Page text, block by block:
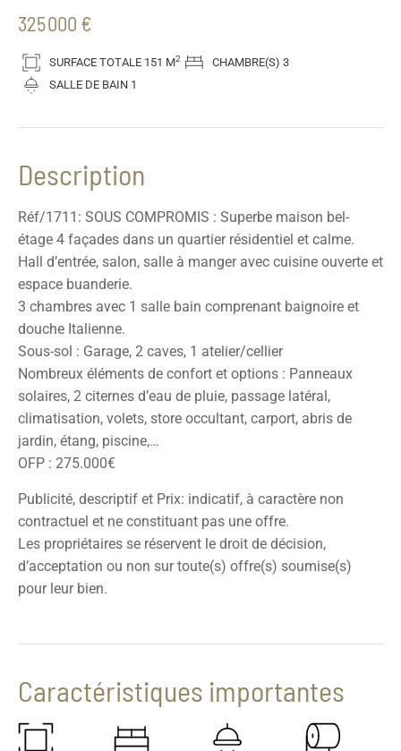
325 000 €
SURFACE TOTALE 151 M2 CHAMBRE(S) 3
SALLE DE BAIN 1
Description
Réf/1711: SOUS COMPROMIS : Superbe maison bel-
étage 4 façades dans un quartier résidentiel et calme.
Hall d’entrée, salon, salle à manger avec cuisine ouverte et
espace buanderie.
3 chambres avec 1 salle bain comprenant baignoire et
douche Italienne.
Sous-sol : Garage, 2 caves, 1 atelier/cellier
Nombreux éléments de confort et options : Panneaux
solaires, 2 citernes d’eau de pluie, passage latéral,
climatisation, volets, store occultant, carport, abris de
jardin, étang, piscine,…
OFP : 275.000€
Publicité, descriptif et Prix: indicatif, à caractère non
contractuel et ne constituant pas une offre.
Les propriétaires se réservent le droit de décision,
d’acceptation ou non sur toute(s) offre(s) soumise(s)
pour leur bien.
Caractéristiques importantes